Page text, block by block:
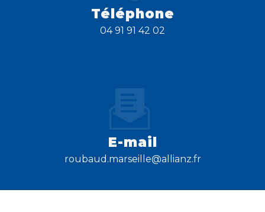
Téléphone
04 91 91 42 02
E-mail
roubaud.marseille@allianz.fr